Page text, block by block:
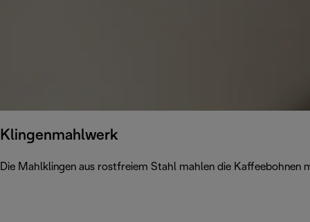
Klingenmahlwerk
Die Mahlklingen aus rostfreiem Stahl mahlen die Kaffeebohnen